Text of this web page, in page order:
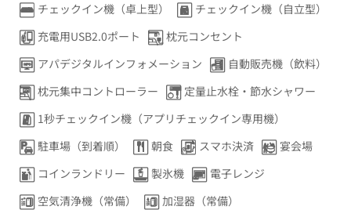
チェックイン機（卓上型）
チェックイン機（自立型）
充電用USB2.0ポート
枕元コンセント
アパデジタルインフォメーション
自動販売機（飲料）
枕元集中コントローラー
定量止水栓・節水シャワー
1秒チェックイン機（アプリチェックイン専用機）
駐車場（到着順）
朝食 スマホ決済
宴会場
コインランドリー
製氷機
電子レンジ
空気清浄機（常備）
加湿器（常備）